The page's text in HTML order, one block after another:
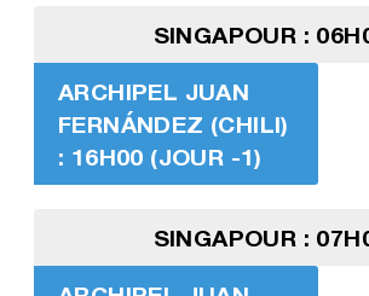
SINGAPOUR :
ARCHIPEL JUAN
FERNÁNDEZ (CHILI)
: 16H00 (JOUR -1)
SINGAPOUR :